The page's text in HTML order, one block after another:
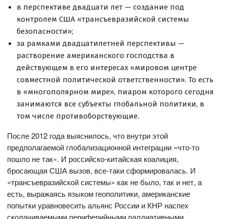
в перспективе двадцати лет — создание под
контролем США «трансъевразийской системы
безопасности»;
за рамками двадцатилетней перспективы —
растворение американского господства в
действующем в его интересах «мировом центре
совместной политической ответственности». То есть
в «многополярном мире», пиаром которого сегодня
занимаются все субъекты глобальной политики, в
том числе противоборствующие.
После 2012 года выяснилось, что внутри этой
предполагаемой глобализационной интеграции «что-то
пошло не так». И российско-китайская коалиция,
бросающая США вызов, все-таки сформировалась. И
«трансъевразийской системы» как не было, так и нет, а
есть, выражаясь языком геополитики, американские
попытки уравновесить альянс России и КНР наспех
сколачиваемыми периферийными паллиативными